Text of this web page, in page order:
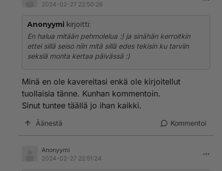
2024-02-27 22:50:26
Anonyymi kirjoitti:
En halua mitään pehmolelua :) ja sinähän kerroitkin
ettei sillä seiso niin mitä sillä edes tekisin ku tarviin
seksiä monta kertaa päivässä :)
Minä en ole kavereitasi enkä ole kirjoitellut
tuollaisia tänne. Kunhan kommentoin.
Sinut tuntee täällä jo ihan kaikki.
Äänestä Kommentoi
Anonyymi
2024-02-27 22:51:24